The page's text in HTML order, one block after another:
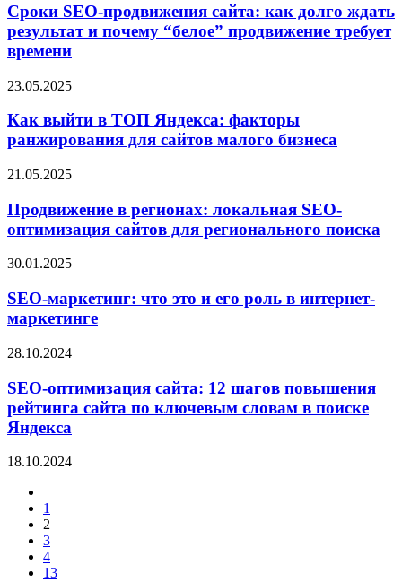
Сроки SEO-продвижения сайта: как долго ждать
результат и почему “белое” продвижение требует
времени
23.05.2025
Как выйти в ТОП Яндекса: факторы
ранжирования для сайтов малого бизнеса
21.05.2025
Продвижение в регионах: локальная SEO-
оптимизация сайтов для регионального поиска
30.01.2025
SEO-маркетинг: что это и его роль в интернет-
маркетинге
28.10.2024
SEO-оптимизация сайта: 12 шагов повышения
рейтинга сайта по ключевым словам в поиске
Яндекса
18.10.2024
1
2
3
4
13